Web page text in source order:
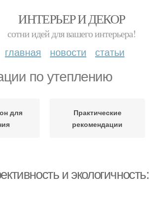
ИНТЕРЬЕР И ДЕКОР
сотни идей для вашего интерьера!
главная новости статьи
по утеплению
для
Практические
рекомендации
и